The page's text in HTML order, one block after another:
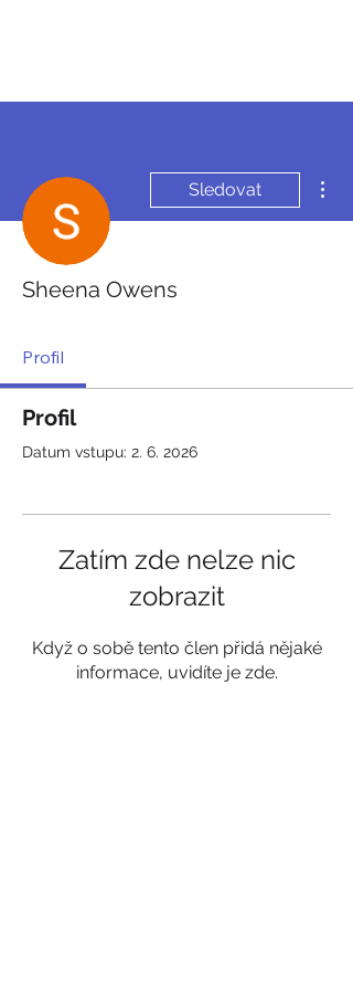
Sledovat
Sheena Owens
Profil
Profil
Datum vstupu: 2. 6. 2026
Zatím zde nelze nic
zobrazit
Když o sobě tento člen přidá nějaké
informace, uvidíte je zde.